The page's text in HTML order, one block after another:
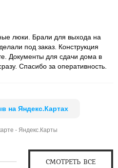
люки. Брали для выхода на
под заказ. Конструкция
Документы для сдачи дома в
Спасибо за оперативность.
на Яндекс.Картах
- Яндекс.Карты
СМОТРЕТЬ ВСЕ